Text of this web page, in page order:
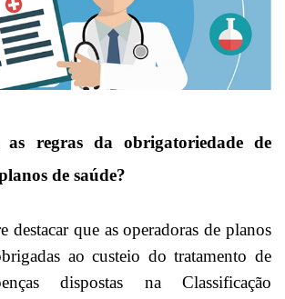
as regras da obrigatoriedade de
de saúde?
destacar que as operadoras de planos
ao custeio do tratamento de
dispostas na Classificação